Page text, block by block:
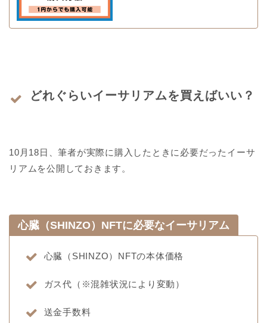
どれぐらいイーサリアムを買えばいい？
10月18日、筆者が実際に購入したときに必要だったイーサ
リアムを公開しておきます。
心臓（SHINZO）NFTに必要なイーサリアム
心臓（SHINZO）NFTの本体価格
ガス代（※混雑状況により変動）
送金手数料